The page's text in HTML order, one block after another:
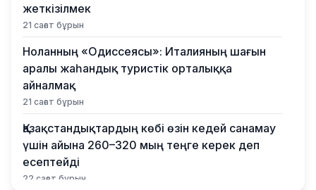
жеткізілмек
21 сағат бұрын
Ноланның «Одиссеясы»: Италияның шағын
аралы жаһандық туристік орталыққа
айналмақ
21 сағат бұрын
Қазақстандықтардың көбі өзін кедей санамау
үшін айына 260–320 мың теңге керек деп
есептейді
22 сағат бұрын